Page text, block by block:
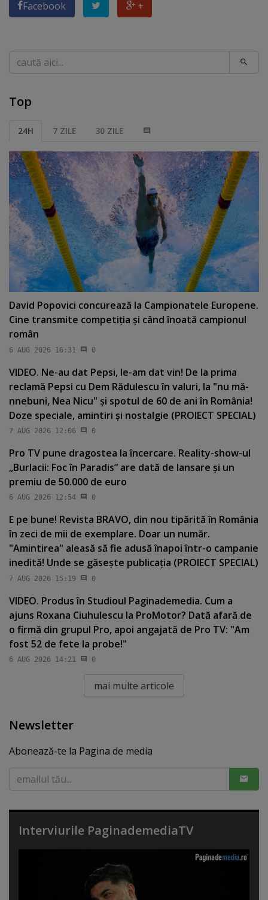
Facebook +
Caută
Top
24H 7 ZILE 30 ZILE
David Popovici concurează la Campionatele Europene.
Cine transmite competiţia şi când înoată campionul
român
6 AUG 2026 16:31 0
VIDEO. Ne-au dat Pepsi, le-am dat vin! De la prima
reclamă Pepsi cu Dem Rădulescu în valuri, la "nu mă-
nnebuni, Nea Nicu" şi spotul de 60 de ani în România!
Doze speciale, amintiri şi nostalgie (PROIECT SPECIAL)
7 AUG 2026 12:06 0
Pro TV pune dragostea la încercare. Reality-show-ul
„Burlacii: Foc în Paradis” are dată de lansare şi un
premiu de 50.000 de euro
6 AUG 2026 12:54 0
E pe bune! Revista BRAVO, din nou tipărită în România
în zeci de mii de exemplare. Doar un număr.
"Amintirea" aleasă să fie adusă înapoi într-o campanie
inedită! Unde se găseşte publicaţia (PROIECT SPECIAL)
7 AUG 2026 15:19 0
VIDEO. Produs în Studioul Paginademedia. Cum a
ajuns Roxana Ciuhulescu la ProMotor? Dată afară de
o firmă din grupul Pro, apoi angajată de Pro TV: "Am
fost 52 de fete la probe!"
6 AUG 2026 14:21 0
mai multe articole
Newsletter
Abonează-te la Pagina de media
Interviurile PaginademediaTV